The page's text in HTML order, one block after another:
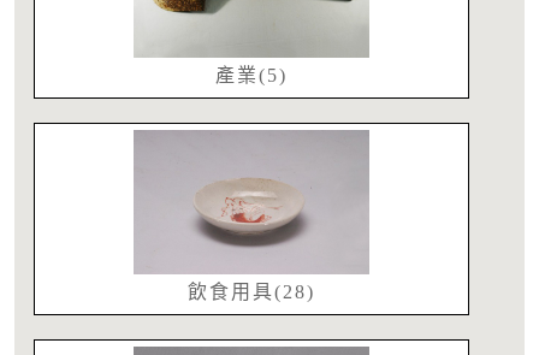
產業(5)
飲食用具(28)